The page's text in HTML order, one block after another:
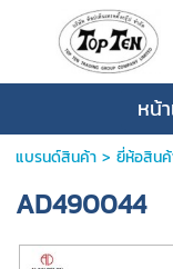
หน้
แบรนด์สินค้า> ยี่ห้อสิน
AD490044